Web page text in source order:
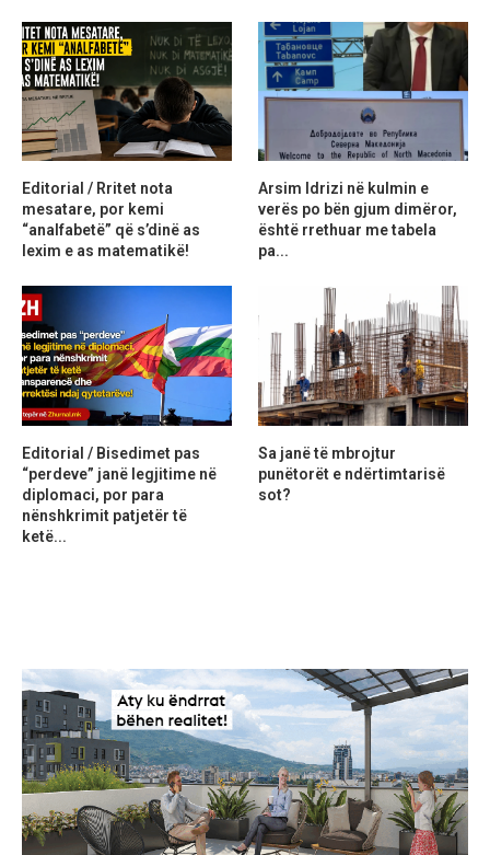
Editorial / Rritet nota
mesatare, por kemi
“analfabetë” që s’dinë as
lexim e as matematikë!
Arsim Idrizi në kulmin e
verës po bën gjum dimëror,
është rrethuar me tabela
pa...
Editorial / Bisedimet pas
“perdeve” janë legjitime në
diplomaci, por para
nënshkrimit patjetër të
ketë...
Sa janë të mbrojtur
punëtorët e ndërtimtarisë
sot?